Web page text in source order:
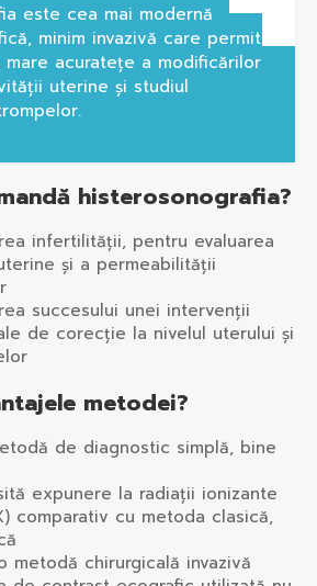
este cea mai modernă
minim invazivă care permite
acuratețe a modificărilor
uterine și studiul
histerosonografia?
infertilității, pentru evaluarea
și a permeabilității
succesului unei intervenții
de corecție la nivelul uterului și
metodei?
de diagnostic simplă, bine
expunere la radiații ionizante
comparativ cu metoda clasică,
metodă chirurgicală invazivă